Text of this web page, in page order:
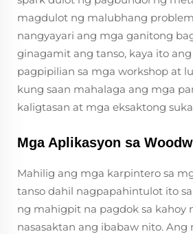
magdulot ng malubhang
nangyayari ang mga ganitong
ginagamit ang tanso, kaya ito
pagpipilian sa mga workshop at
kung saan mahalaga ang mga
kaligtasan at mga eksaktong
Mga Aplikasyon sa
Mahilig ang mga karpintero sa
tanso dahil nagpapahintulot ito
ng mahigpit na pagdok sa kahoy
nasasaktan ang ibabaw nito.